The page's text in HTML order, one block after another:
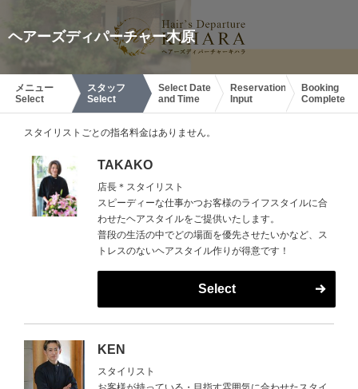
ヘアーズディパーチャー木原
メニュー
Select
スタッフ
Select
Select Date
and Time
Reservation
Input
Booking
Complete
スタイリストごとの指名料金はありません。
TAKAKO
店長＊スタイリスト
スピーディーな仕事かつお客様のライフスタイルに合
わせたヘアスタイルをご提供いたします。
普段の生活の中でどの場面を優先させたいかなど、ス
トレスのないヘアスタイル作りが得意です！
Select
KEN
スタイリスト